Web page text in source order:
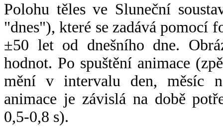
Polohu těles ve Sluneční
"dnes"), které se zadává pomocí
±50 let od dnešního dne.
hodnot. Po spuštění animace
mění v intervalu den, měsíc
animace je závislá na době
0,5-0,8 s).